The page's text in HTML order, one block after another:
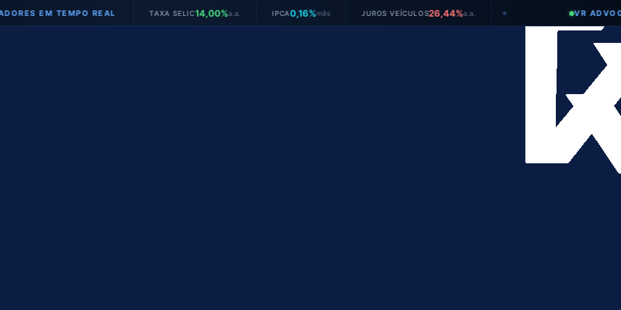
TEMPO REAL TAXA SELIC14,00%a.a. IPCA mês JUROS VEÍCULOS26,44%a.a. ● VR ADVOGADOS